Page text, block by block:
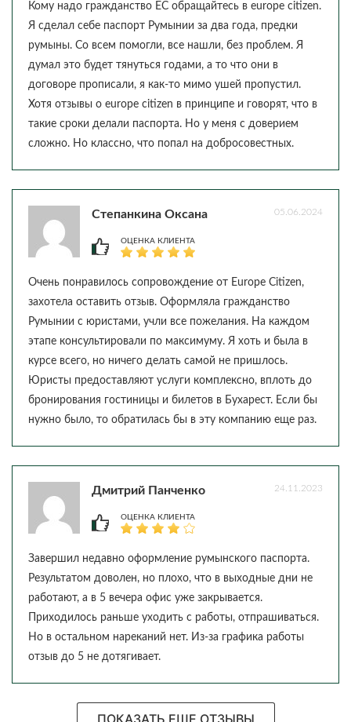
Кому надо гражданство ЕС обращайтесь в europe citizen.
Я сделал себе паспорт Румынии за два года, предки
румыны. Со всем помогли, все нашли, без проблем. Я
думал это будет тянуться годами, а то что они в
договоре прописали, я как-то мимо ушей пропустил.
Хотя отзывы о europe citizen в принципе и говорят, что в
такие сроки делали паспорта. Но у меня с доверием
сложно. Но классно, что попал на добросовестных.
Степанкина Оксана 05.06.2024
ОЦЕНКА КЛИЕНТА
Очень понравилось сопровождение от Europe Citizen,
захотела оставить отзыв. Оформляла гражданство
Румынии с юристами, учли все пожелания. На каждом
этапе консультировали по максимуму. Я хоть и была в
курсе всего, но ничего делать самой не пришлось.
Юристы предоставляют услуги комплексно, вплоть до
бронирования гостиницы и билетов в Бухарест. Если бы
нужно было, то обратилась бы в эту компанию еще раз.
Дмитрий Панченко 24.11.2023
ОЦЕНКА КЛИЕНТА
Завершил недавно оформление румынского паспорта.
Результатом доволен, но плохо, что в выходные дни не
работают, а в 5 вечера офис уже закрывается.
Приходилось раньше уходить с работы, отпрашиваться.
Но в остальном нареканий нет. Из-за графика работы
отзыв до 5 не дотягивает.